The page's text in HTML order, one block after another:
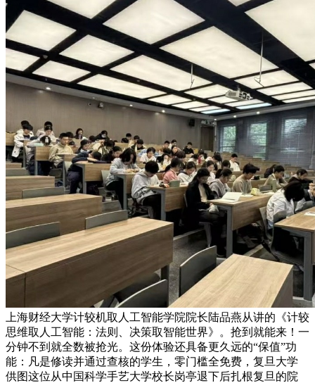
上海财经大学计较机取人工智能学院院长陆品燕从讲的《计较
思维取人工智能：法则、决策取智能世界》。抢到就能来！一
分钟不到就全数被抢光。这份体验还具备更久远的“保值”功
能：凡是修读并通过查核的学生，零门槛全免费，复旦大学
供图这位从中国科学手艺大学校长岗亭退下后扎根复旦的院